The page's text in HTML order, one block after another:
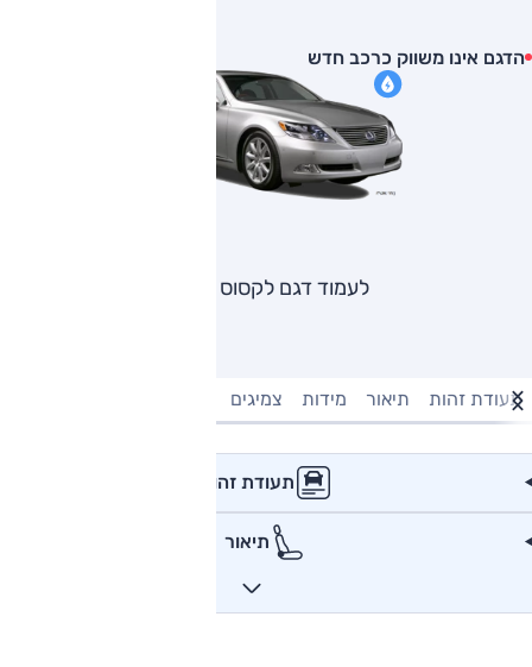
הדגם אינו משווק כרכב חדש
לעמוד דגם לקסוס LS
תעודת זהות תיאור מידות צמיגים
תעודת זהות
תיאור